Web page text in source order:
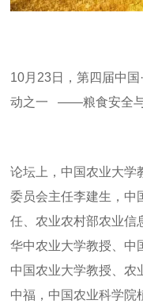
10月 23日，第四届中国 ·
动之一
——粮食安全
论坛上，中国农业大学
委员会主任李建生，中
任、农业农村部农业信
华中农业大学教授、中
中国农业大学教授、农
中福，中国农业科学院